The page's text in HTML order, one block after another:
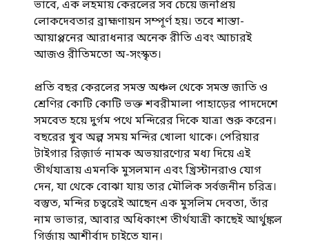
ভাবে, এক লহমায় কেরলের সব চেয়ে জনপ্রিয়
লোকদেবতার ব্রাহ্মণায়ন সম্পূর্ণ হয়। তবে শাস্তা-
আয়াপ্পনের আরাধনার অনেক রীতি এবং আচারই
আজও রীতিমতো অ-সংস্কৃত।
প্রতি বছর কেরলের সমস্ত অঞ্চল থেকে সমস্ত জাতি ও
শ্রেণির কোটি কোটি ভক্ত শবরীমালা পাহাড়ের পাদদেশে
সমবেত হয়ে দুর্গম পথে মন্দিরের দিকে যাত্রা শুরু করেন।
বছরের খুব অল্প সময় মন্দির খোলা থাকে। পেরিয়ার
টাইগার রিজ়ার্ভ নামক অভয়ারণ্যের মধ্য দিয়ে এই
তীর্থযাত্রায় এমনকি মুসলমান এবং খ্রিস্টানরাও যোগ
দেন, যা থেকে বোঝা যায় তার মৌলিক সর্বজনীন চরিত্র।
বস্তুত, মন্দির চত্বরেই আছেন এক মুসলিম দেবতা, তাঁর
নাম ভাভার, আবার অধিকাংশ তীর্থযাত্রী কাছেই আর্থুঙ্কল
গির্জায় আশীর্বাদ চাইতে যান।